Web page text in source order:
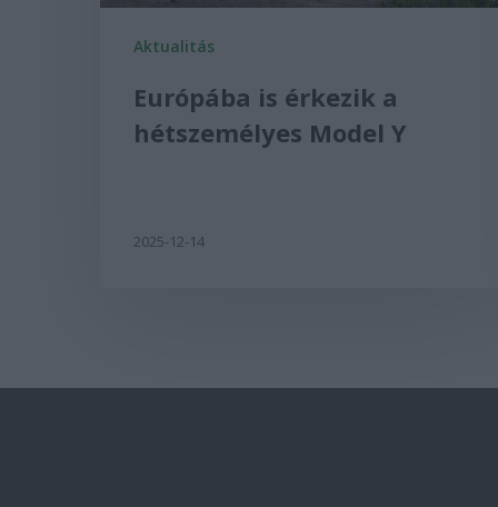
Aktualitás
Európába is érkezik a
hétszemélyes Model Y
2025-12-14